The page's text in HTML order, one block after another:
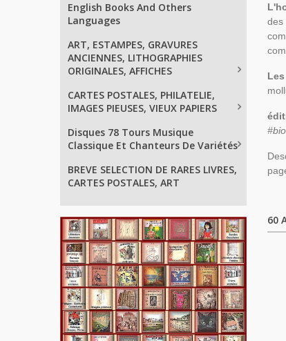
English Books And Others
Languages
ART, ESTAMPES, GRAVURES
ANCIENNES, LITHOGRAPHIES
ORIGINALES, AFFICHES
CARTES POSTALES, PHILATELIE,
IMAGES PIEUSES, VIEUX PAPIERS
Disques 78 Tours Musique
Classique Et Chanteurs De Variétés
BREVE SELECTION DE RARES LIVRES,
CARTES POSTALES, ART
des
60